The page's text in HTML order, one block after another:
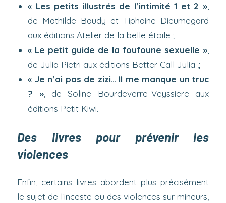
« Les petits illustrés de l’intimité 1 et 2 »,
de Mathilde Baudy et Tiphaine Dieumegard
aux éditions Atelier de la belle étoile ;
« Le petit guide de la foufoune sexuelle »,
de Julia Pietri aux éditions Better Call Julia ;
« Je n’ai pas de zizi… Il me manque un truc
? », de Soline Bourdeverre-Veyssiere aux
éditions Petit Kiwi.
Des livres pour prévenir les
violences
Enfin, certains livres abordent plus précisément
le sujet de l’inceste ou des violences sur mineurs,